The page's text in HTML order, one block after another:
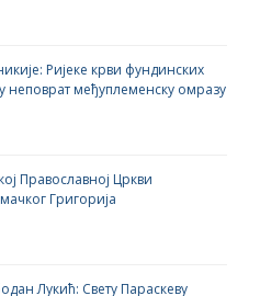
Ријеке крви фундинских
неповрат међуплеменску омразу
Православној Цркви
Григорија
Лукић: Свету Параскеву